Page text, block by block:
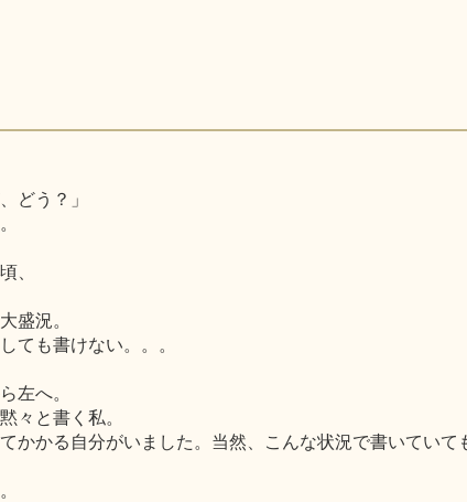
どう？」
、
盛況。
ても書けない。。。
左へ。
々と書く私。
かかる自分がいました。当然、こんな状況で書いていて